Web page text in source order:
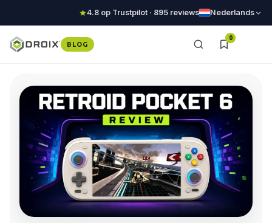
4.8 op Trustpilot · 895 reviews Nederlands
BLOG
0